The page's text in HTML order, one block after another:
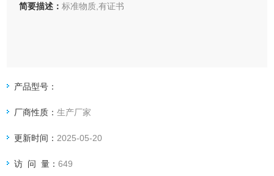
简要描述：标准物质,有证书
产品型号：
厂商性质：生产厂家
更新时间： 2025-05-20
访 问 量：649